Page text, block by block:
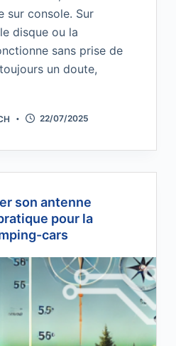
sur console. Sur
disque ou la
sans prise de
un doute,
22/07/2025
son antenne
pour la
cars